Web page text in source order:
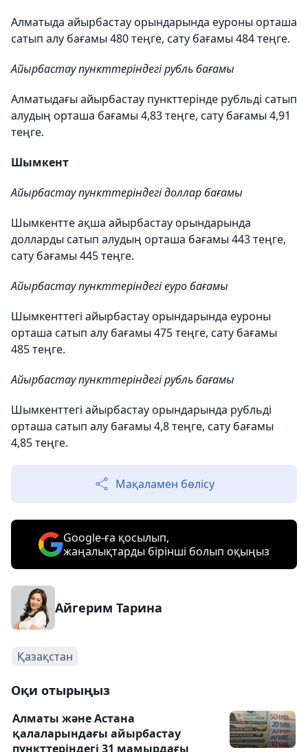
Алматыда айырбастау орындарында еуроны орташа
сатып алу бағамы 480 теңге, сату бағамы 484 теңге.
Айырбастау пункттеріндегі рубль бағамы
Алматыдағы айырбастау пункттерінде рубльді сатып
алудың орташа бағамы 4,83 теңге, сату бағамы 4,91
теңге.
Шымкент
Айырбастау пункттеріндегі доллар бағамы
Шымкентте ақша айырбастау орындарында
долларды сатып алудың орташа бағамы 443 теңге,
сату бағамы 445 теңге.
Айырбастау пункттеріндегі еуро бағамы
Шымкенттегі айырбастау орындарында еуроны
орташа сатып алу бағамы 475 теңге, сату бағамы
485 теңге.
Айырбастау пункттеріндегі рубль бағамы
Шымкенттегі айырбастау орындарында рубльді
орташа сатып алу бағамы 4,8 теңге, сату бағамы
4,85 теңге.
Мақаламен бөлісу
Google-ға қосылып,
жаңалықтарды бірінші болып оқыңыз
Айгерим Тарина
Қазақстан
Оқи отырыңыз
Алматы және Астана
қалаларындағы айырбастау
пункттеріндегі 31 мамырдағы